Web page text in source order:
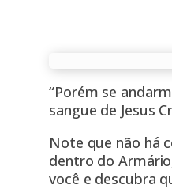
“Porém se
sangue de Jesus
Note que não há
dentro do
você e descubra